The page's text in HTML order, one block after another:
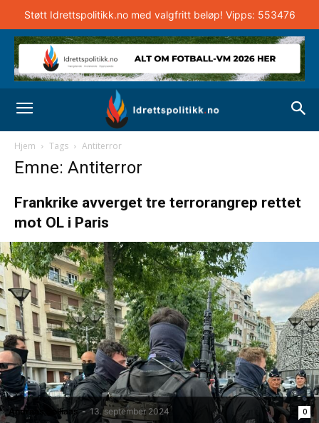
Støtt Idrettspolitikk.no med valgfritt beløp! Vipps: 553476
Hjem Tags Antiterror
Emne: Antiterror
Frankrike avverget tre terrorangrep rettet
mot OL i Paris
Andreas Selliaas - 13. september 2024 0